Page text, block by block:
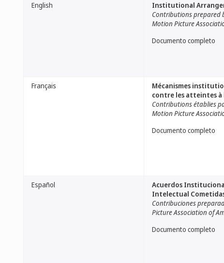
English
Institutional
Contributions prepared
Motion Picture
Documento completo
Français
Mécanismes
contre les atteintes
Contributions établies
Motion Picture
Documento completo
Español
Acuerdos
Intelectual
Contribuciones
Picture Association of
Documento completo